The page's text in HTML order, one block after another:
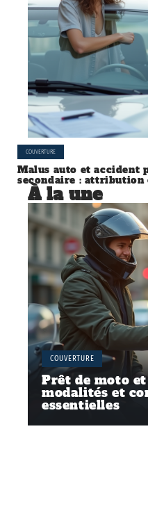
COUVERTURE
Malus auto et accident
secondaire : attribution
À la une
COUVERTURE
Prêt de moto
modalités et
essentielles